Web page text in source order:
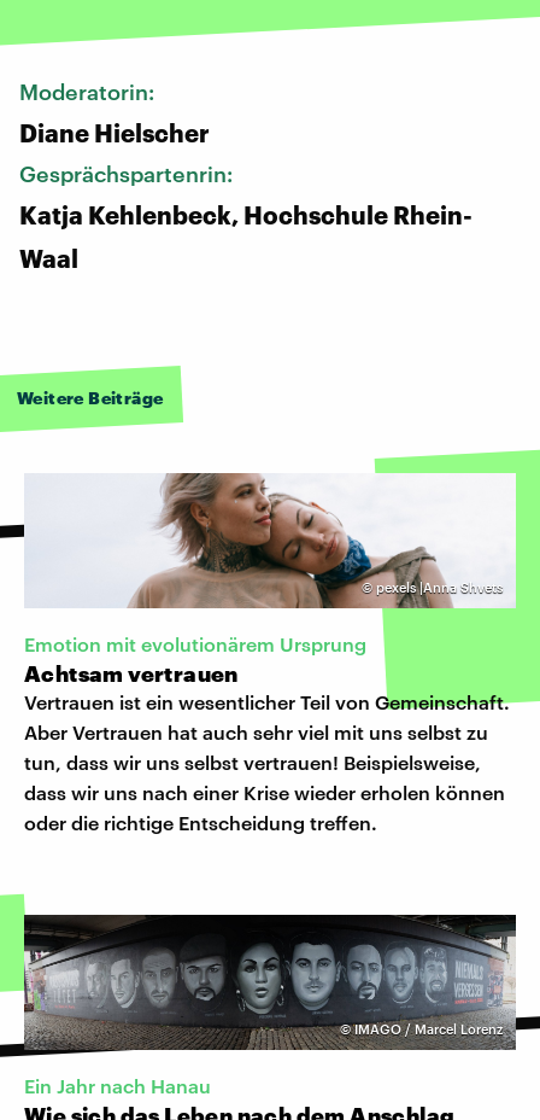
Moderatorin:
Diane Hielscher
Gesprächspartenrin:
​Katja Kehlenbeck, Hochschule Rhein-
Waal
Weitere Beiträge
© pexels |Anna Shvets
Emotion mit evolutionärem Ursprung
Achtsam vertrauen
Vertrauen ist ein wesentlicher Teil von Gemeinschaft.
Aber Vertrauen hat auch sehr viel mit uns selbst zu
tun, dass wir uns selbst vertrauen! Beispielsweise,
dass wir uns nach einer Krise wieder erholen können
oder die richtige Entscheidung treffen.
©IMAGO / Marcel Lorenz
Ein Jahr nach Hanau